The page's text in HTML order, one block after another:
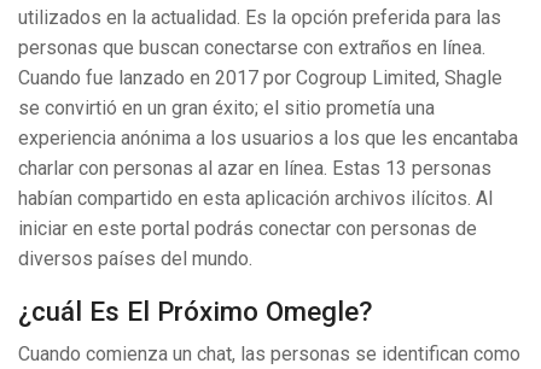
utilizados en la actualidad. Es la opción preferida para las
personas que buscan conectarse con extraños en línea.
Cuando fue lanzado en 2017 por Cogroup Limited, Shagle
se convirtió en un gran éxito; el sitio prometía una
experiencia anónima a los usuarios a los que les encantaba
charlar con personas al azar en línea. Estas 13 personas
habían compartido en esta aplicación archivos ilícitos. Al
iniciar en este portal podrás conectar con personas de
diversos países del mundo.
¿cuál Es El Próximo Omegle?
Cuando comienza un chat, las personas se identifican como